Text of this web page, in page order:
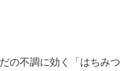
の不調に効く「はちみつ